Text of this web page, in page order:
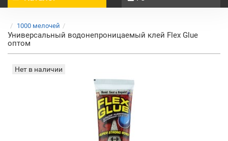
1000 мелочей
Универсальный водонепроницаемый клей Flex Glue
оптом
Нет в наличии